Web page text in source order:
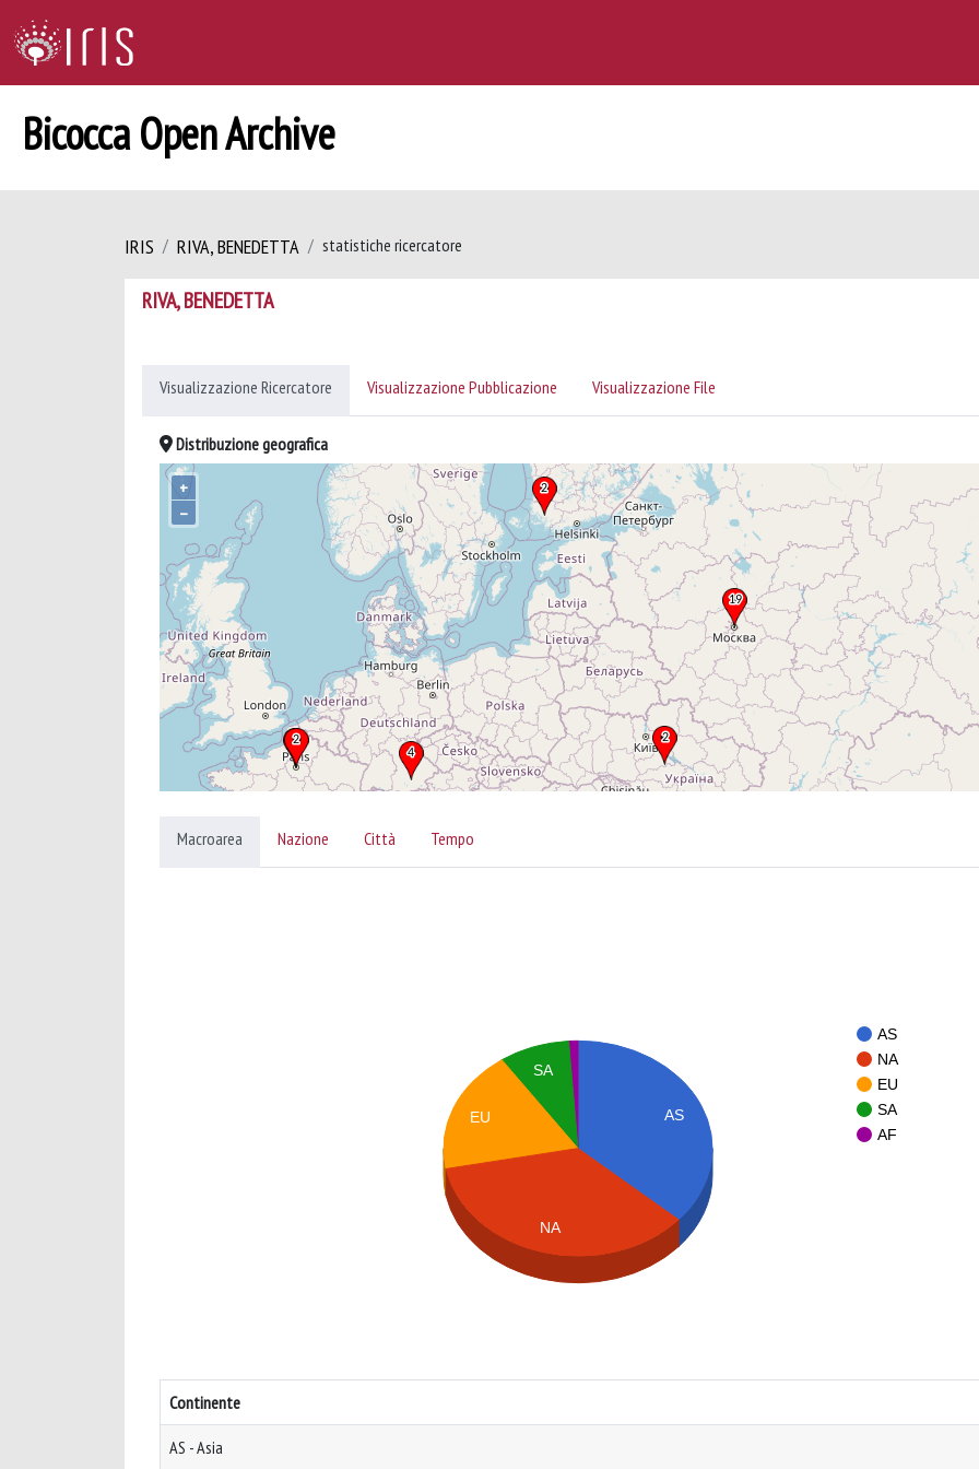
Bicocca Open Archive
IRIS RIVA, BENEDETTA statistiche ricercatore
RIVA, BENEDETTA
Visualizzazione Ricercatore Visualizzazione Pubblicazione Visualizzazione File
Distribuzione geografica
+
–
Macroarea Nazione Città Tempo
AS
NA
EU
SA
AF
AS
SA
EU
NA
Continente
AS - Asia